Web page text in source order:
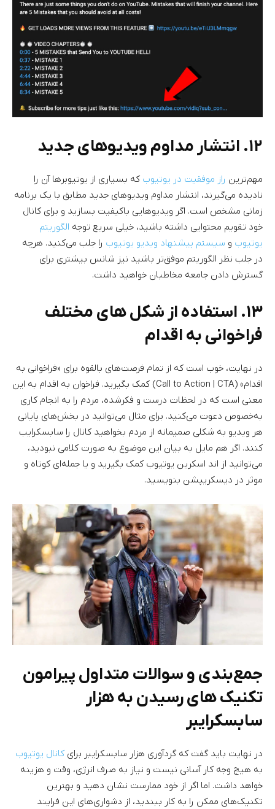
۱۲. انتشار مداوم ویدیوهای جدید
مهم‌ترین راز موفقیت در یوتیوب که بسیاری از یوتیوبرها آن را
نادیده می‌گیرند، انتشار مداوم ویدیوهای جدید مطابق با یک برنامه
زمانی مشخص است. اگر ویدیوهایی باکیفیت بسازید و برای کانال
خود تقویم محتوایی داشته باشید، خیلی سریع توجه الگوریتم
یوتیوب و سیستم پیشنهاد ویدیو یوتیوب را جلب می‌کنید. هرچه
در جلب نظر الگوریتم موفق‌تر باشید نیز شانس بیشتری برای
گسترش دادن جامعه مخاطبان خواهید داشت.
۱۳. استفاده از شکل های مختلف
فراخوانی به اقدام
در نهایت، خوب است که از تمام فرصت‌های بالقوه برای «فراخوانی به
اقدام» (Call to Action | CTA) کمک بگیرید. فراخوان به اقدام به این
معنی است که در لحظات درست و فکرشده، مردم را به انجام کاری
به‌خصوص دعوت می‌کنید. برای مثال می‌توانید در بخش‌های پایانی
هر ویدیو به شکلی صمیمانه از مردم بخواهید کانال را سابسکرایب
کنند. اگر هم مایل به بیان این موضوع به صورت کلامی نبودید،
می‌توانید از اند اسکرین یوتیوب کمک بگیرید و یا جمله‌ای کوتاه و
موثر در دیسکریپشن بنویسید.
جمع‌بندی و سوالات متداول پیرامون
تکنیک های رسیدن به هزار
سابسکرایبر
در نهایت باید گفت که گردآوری هزار سابسکرایبر برای کانال یوتیوب
به هیچ وجه کار آسانی نیست و نیاز به صرف انرژی، وقت و هزینه
خواهد داشت. اما اگر از خود ممارست نشان دهید و بهترین
تکنیک‌های ممکن را به کار ببندید، از دشواری‌های این فرایند